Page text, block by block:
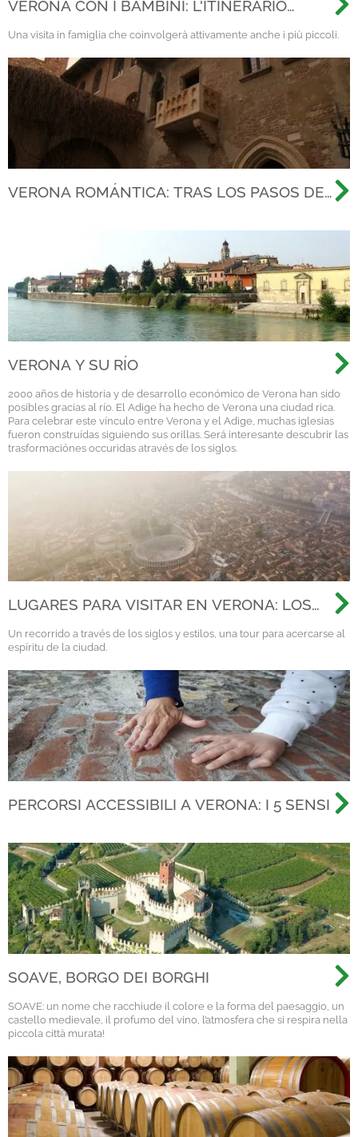
VERONA CON I BAMBINI: L'ITINERARIO
Una visita in famiglia che coinvolgerà attivamente anche i più piccoli.
VERONA ROMÁNTICA: TRAS LOS PASOS DE
VERONA Y SU RÍO
2000 años de historia y de desarrollo económico de Verona han sido
posibles gracias al río. El Adige ha hecho de Verona una ciudad rica.
Para celebrar este vínculo entre Verona y el Adige, muchas iglesias
fueron construídas siguiendo sus orillas. Será interesante descubrir las
trasformaciónes occuridas através de los siglos.
LUGARES PARA VISITAR EN VERONA: LOS
GENERAL
Un recorrido a través de los siglos y estilos, una tour para acercarse al
espíritu de la ciudad.
PERCORSI ACCESSIBILI A VERONA: I 5 SENSI
SOAVE, BORGO DEI BORGHI
SOAVE: un nome che racchiude il colore e la forma del paesaggio, un
castello medievale, il profumo del vino, l’atmosfera che si respira nella
piccola città murata!